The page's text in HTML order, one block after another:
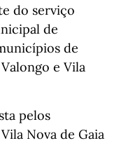
do serviço
de
de
e Vila
pelos
Nova de Gaia